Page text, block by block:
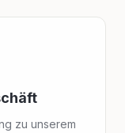
zu unserem